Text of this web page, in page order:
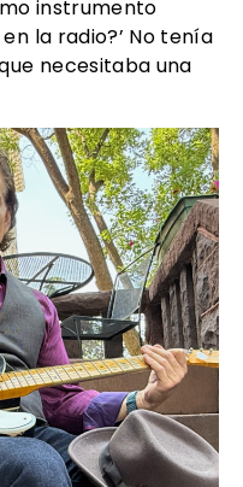
instrumento
la radio?’ No tenía
necesitaba una